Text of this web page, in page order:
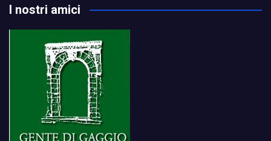
I nostri amici